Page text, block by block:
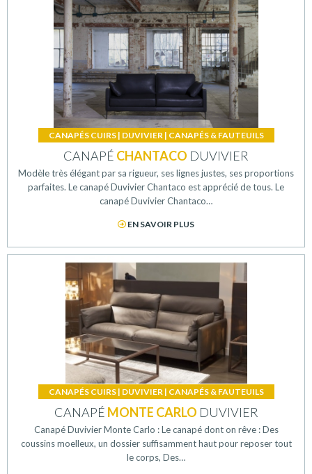
CANAPÉS CUIRS| DUVIVIER| CANAPÉS & FAUTEUILS
CANAPÉ CHANTACO DUVIVIER
Modèle très élégant par sa rigueur, ses lignes justes, ses proportions
parfaites. Le canapé Duvivier Chantaco est apprécié de tous. Le
canapé Duvivier Chantaco…
EN SAVOIR PLUS
CANAPÉS CUIRS| DUVIVIER | CANAPÉS & FAUTEUILS
CANAPÉ MONTE CARLO DUVIVIER
Canapé Duvivier Monte Carlo : Le canapé dont on rêve : Des
coussins moelleux, un dossier suffisamment haut pour reposer tout
le corps, Des…